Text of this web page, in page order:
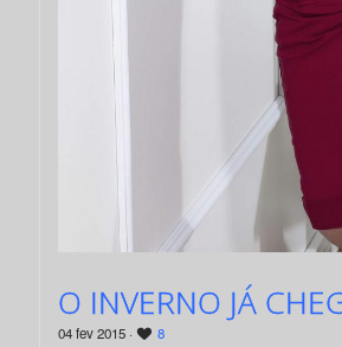
O INVERNO JÁ
04 fev 2015 · 8